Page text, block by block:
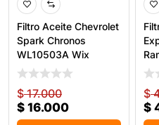
Filtro Aceite Chevrolet
Spark Chronos
WL10503A Wix
$17.000
$ 16.000
$
$